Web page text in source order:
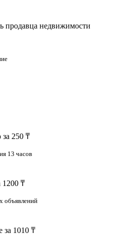
продавца недвижимости
250 ₸
13 часов
₸
объявлений
за 1010 ₸